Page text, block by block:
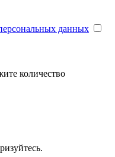
данных
количество